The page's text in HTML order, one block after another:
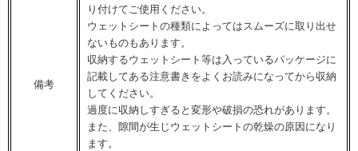
備考
り付けてご使用ください。
ウェットシートの種類によってはスムーズに取り出せ
ないものもあります。
収納するウェットシート等は入っているパッケージに
記載してある注意書きをよくお読みになってから収納
してください。
過度に収納しすぎると変形や破損の恐れがあります。
また、隙間が生じウェットシートの乾燥の原因になり
ます。